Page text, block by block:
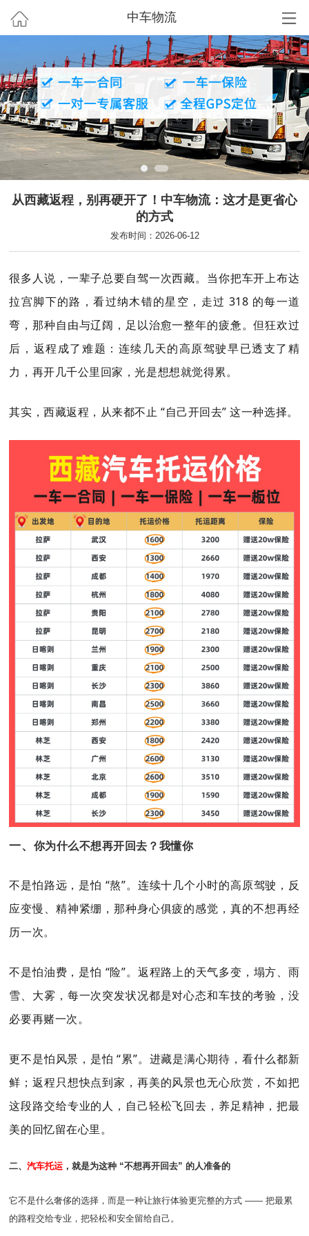
中车物流
从西藏返程，别再硬开了！中车物流：这才是更省心
的方式
发布时间：2026-06-12
很多人说，一辈子总要自驾一次西藏。当你把车开上布达
拉宫脚下的路，看过纳木错的星空，走过 318 的每一道
弯，那种自由与辽阔，足以治愈一整年的疲惫。但狂欢过
后，返程成了难题：连续几天的高原驾驶早已透支了精
力，再开几千公里回家，光是想想就觉得累。
其实，西藏返程，从来都不止 “自己开回去” 这一种选择。
一、 你为什么不想再开回去？我懂你
不是怕路远，是怕 “熬”。连续十几个小时的高原驾驶，反
应变慢、精神紧绷，那种身心俱疲的感觉，真的不想再经
历一次。
不是怕油费，是怕 “险”。返程路上的天气多变，塌方、雨
雪、大雾，每一次突发状况都是对心态和车技的考验，没
必要再赌一次。
更不是怕风景，是怕 “累”。进藏是满心期待，看什么都新
鲜；返程只想快点到家，再美的风景也无心欣赏，不如把
这段路交给专业的人，自己轻松飞回去，养足精神，把最
美的回忆留在心里。
二、汽车托运 ，就是为这种 “不想再开回去” 的人准备的
它不是什么奢侈的选择，而是一种让旅行体验更完整的方式 —— 把最累
的路程交给专业，把轻松和安全留给自己。